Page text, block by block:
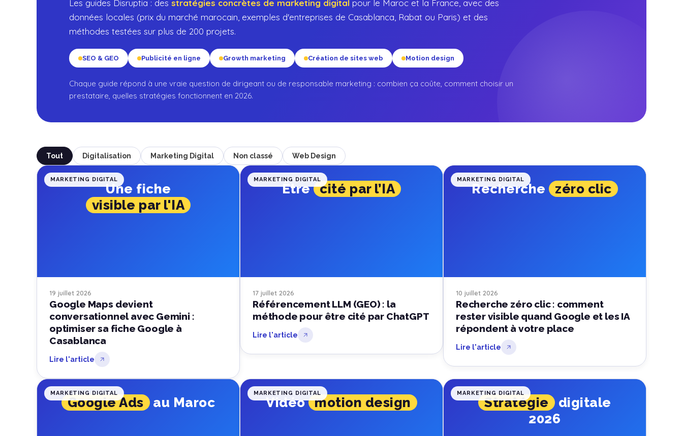
Les guides Disruptia : des stratégies concrètes de marketing digital pour le Maroc et la France, avec des
données locales (prix du marché marocain, exemples d'entreprises de Casablanca, Rabat ou Paris) et des
méthodes testées sur plus de 200 projets.
SEO & GEO Publicité en ligne Growth marketing Création de sites web Motion design
Chaque guide répond à une vraie question de dirigeant ou de responsable marketing : combien ça coûte, comment choisir un
prestataire, quelles stratégies fonctionnent en 2026.
Digitalisation Marketing Digital Non classé Web Design
Tout
Une fiche
visible par l'IA
MARKETING DIGITAL
19 juillet 2026
Google Maps devient
conversationnel avec Gemini :
optimiser sa fiche Google à
Casablanca
Lire l'article
Être cité par l’IA
MARKETING DIGITAL
17 juillet 2026
Référencement LLM (GEO) : la
méthode pour être cité par ChatGPT
Lire l'article
Recherche zéro clic
MARKETING DIGITAL
10 juillet 2026
Recherche zéro clic : comment
rester visible quand Google et les IA
répondent à votre place
Lire l'article
Google Ads au Maroc
MARKETING DIGITAL
Vidéo motion design
MARKETING DIGITAL
Stratégie
digitale
2026
MARKETING DIGITAL